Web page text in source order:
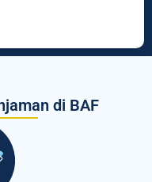
di BAF